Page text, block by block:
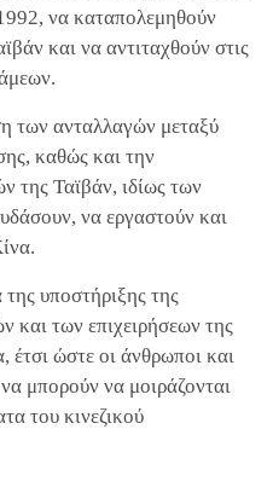
να καταπολεμηθούν
και να αντιταχθούν στις
των ανταλλαγών μεταξύ
καθώς και την
της Ταϊβάν, ιδίως των
να εργαστούν και
υποστήριξης της
και των επιχειρήσεων της
έτσι ώστε οι άνθρωποι και
μπορούν να μοιράζονται
του κινεζικού